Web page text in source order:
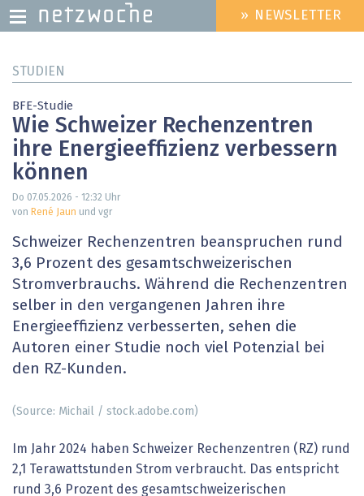
zum
HEADER
MENU
» NEWSLETTER
STUDIEN
BFE-Studie
Wie Schweizer Rechenzentren
ihre Energieeffizienz verbessern
können
Do 07.05.2026 - 12:32 Uhr
von René Jaun und vgr
Schweizer Rechenzentren beanspruchen rund
3,6 Prozent des gesamtschweizerischen
Stromverbrauchs. Während die Rechenzentren
selber in den vergangenen Jahren ihre
Energieeffizienz verbesserten, sehen die
Autoren einer Studie noch viel Potenzial bei
den RZ-Kunden.
(Source: Michail / stock.adobe.com)
Im Jahr 2024 haben Schweizer Rechenzentren (RZ) rund
2,1 Terawattstunden Strom verbraucht. Das entspricht
rund 3,6 Prozent des gesamtschweizerischen